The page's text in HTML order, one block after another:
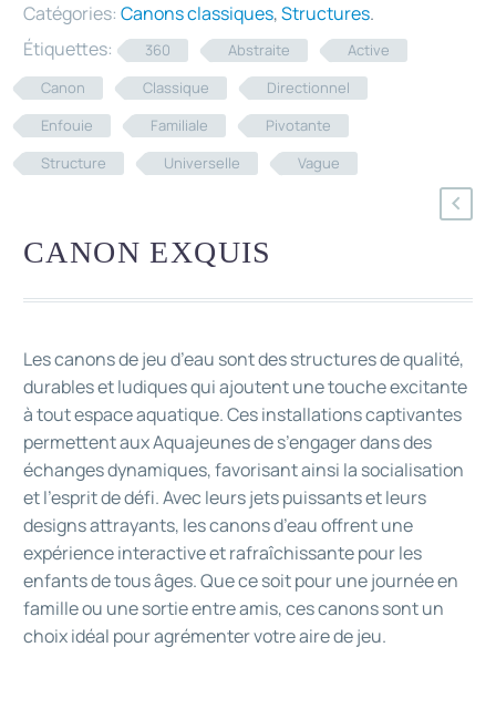
Catégories: Canons classiques,Structures.
Étiquettes:
360 Abstraite
Active
Canon
Classique
Directionnel
Enfouie
Familiale
Pivotante
Structure
Universelle Vague
CANON EXQUIS
Les canons de jeu d’eau sont des structures de qualité,
durables et ludiques qui ajoutent une touche excitante
à tout espace aquatique. Ces installations captivantes
permettent aux Aquajeunes de s’engager dans des
échanges dynamiques, favorisant ainsi la socialisation
et l’esprit de défi. Avec leurs jets puissants et leurs
designs attrayants, les canons d’eau offrent une
expérience interactive et rafraîchissante pour les
enfants de tous âges. Que ce soit pour une journée en
famille ou une sortie entre amis, ces canons sont un
choix idéal pour agrémenter votre aire de jeu.